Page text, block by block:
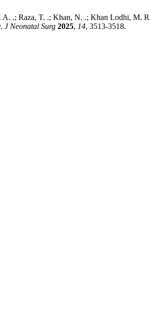
.; Raza, T. .; Khan, N. .; Khan Lodhi, M.
J Neonatal Surg 2025, 14, 3513-3518.